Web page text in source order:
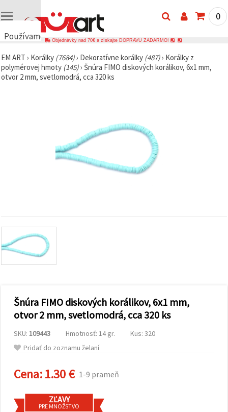
Používame
🍪
Používame
cookies a
zobrazovali
reklamu, aj
s pomocou
partnerov
Môžete
súhlasiť s
používaním
súborov
cookie
kliknutím
Alebo
uviesť svoje
preferencie
0
Objednávky nad 70€ a získajte DOPRAVU ZADARMO!
EM ART › Korálky (7684)› Dekoratívne korálky (487)› Korálky z
polymérovej hmoty (145)› Šnúra FIMO diskových korálikov, 6x1 mm,
otvor 2 mm, svetlomodrá, cca 320 ks
Šnúra FIMO diskových korálikov, 6x1 mm,
otvor 2 mm, svetlomodrá, cca 320 ks
SKU: 109443 Hmotnosť: 14 gr.
Kus: 320
Pridať do zoznamu želaní
Cena:1.30 € 1-9 prameň
ZĽAVY
PRE MNOŽSTVO